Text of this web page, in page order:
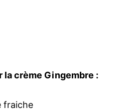
la crème Gingembre :
fraiche